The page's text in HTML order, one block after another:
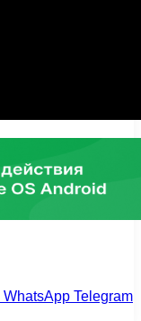
WhatsApp Telegram